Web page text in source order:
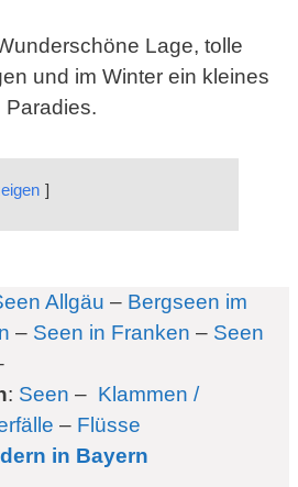
Lage, tolle
und im Winter ein kleines
Paradies.
Allgäu – Bergseen im
– Seen in Franken – Seen
: Seen – Klammen /
– Flüsse
in Bayern